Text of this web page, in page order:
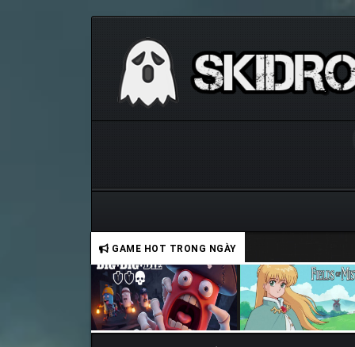
GAME HOT TRONG NGÀY